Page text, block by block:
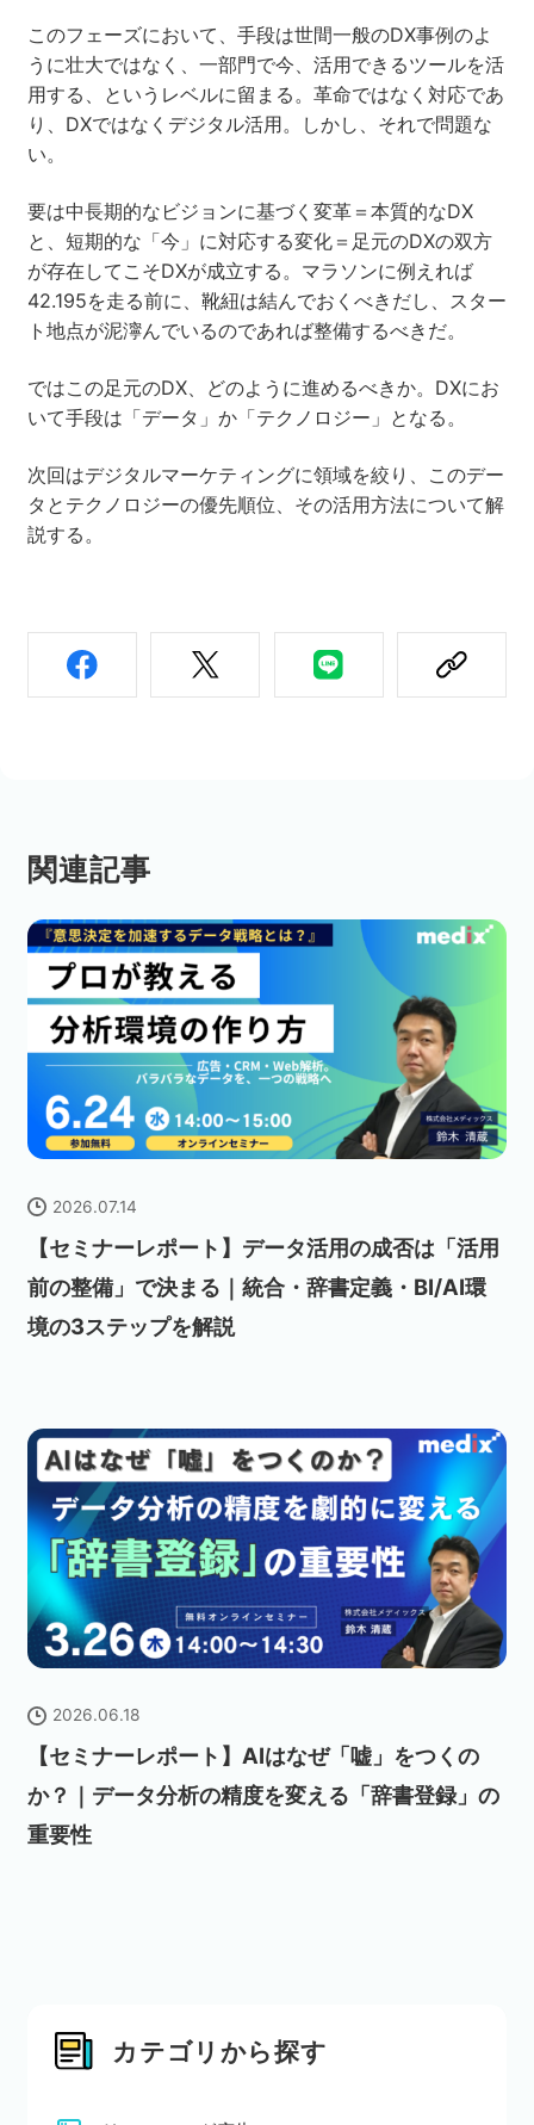
このフェーズにおいて、手段は世間一般のDX事例のよ
うに壮大ではなく、一部門で今、活用できるツールを活
用する、というレベルに留まる。革命ではなく対応であ
り、DXではなくデジタル活用。しかし、それで問題な
い。
要は中長期的なビジョンに基づく変革＝本質的なDX
と、短期的な「今」に対応する変化＝足元のDXの双方
が存在してこそDXが成立する。マラソンに例えれば
42.195を走る前に、靴紐は結んでおくべきだし、スター
ト地点が泥濘んでいるのであれば整備するべきだ。
ではこの足元のDX、どのように進めるべきか。DXにお
いて手段は「データ」か「テクノロジー」となる。
次回はデジタルマーケティングに領域を絞り、このデー
タとテクノロジーの優先順位、その活用方法について解
説する。
関連記事
2026.07.14
【セミナーレポート】データ活用の成否は「活用
前の整備」で決まる｜統合・辞書定義・BI/AI環
境の3ステップを解説
2026.06.18
【セミナーレポート】AIはなぜ「嘘」をつくの
か？｜データ分析の精度を変える「辞書登録」の
重要性
カテゴリから探す